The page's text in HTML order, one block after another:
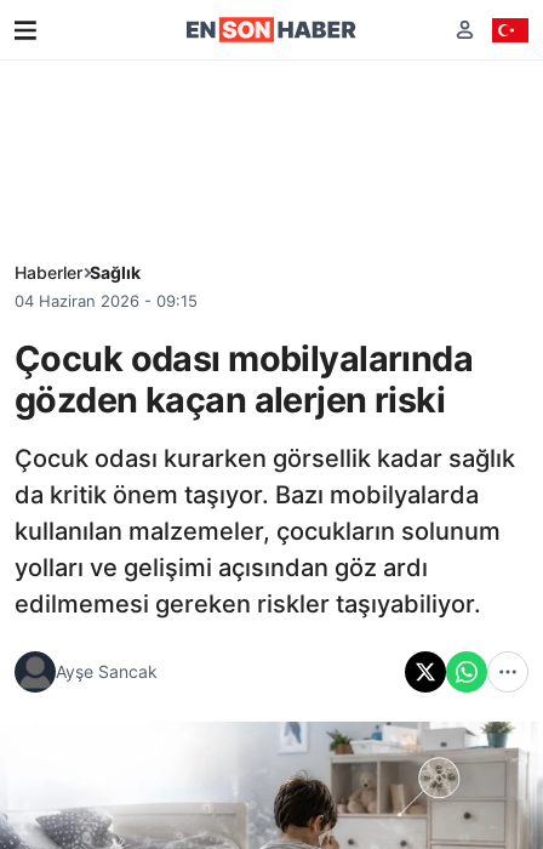
Haberler Sağlık
04 Haziran 2026 - 09:15
Çocuk odası mobilyalarında
gözden kaçan alerjen riski
Çocuk odası kurarken görsellik kadar sağlık
da kritik önem taşıyor. Bazı mobilyalarda
kullanılan malzemeler, çocukların solunum
yolları ve gelişimi açısından göz ardı
edilmemesi gereken riskler taşıyabiliyor.
Ayşe Sancak